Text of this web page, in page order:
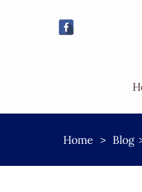
Home > Blog